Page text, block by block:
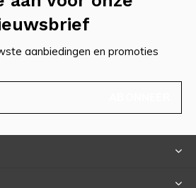
aanbiedingen en promoties